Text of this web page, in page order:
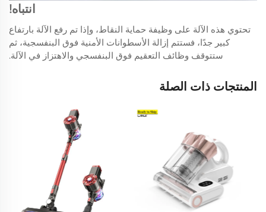
انتباه!
تحتوي هذه الآلة على وظيفة حماية النقاط، وإذا تم رفع الآلة بارتفاع
كبير جدًا، فستتم إزالة الأسطوانات الأمنية فوق البنفسجية، ثم
ستتوقف وظائف التعقيم فوق البنفسجي والاهتزاز في الآلة.
المنتجات ذات الصلة